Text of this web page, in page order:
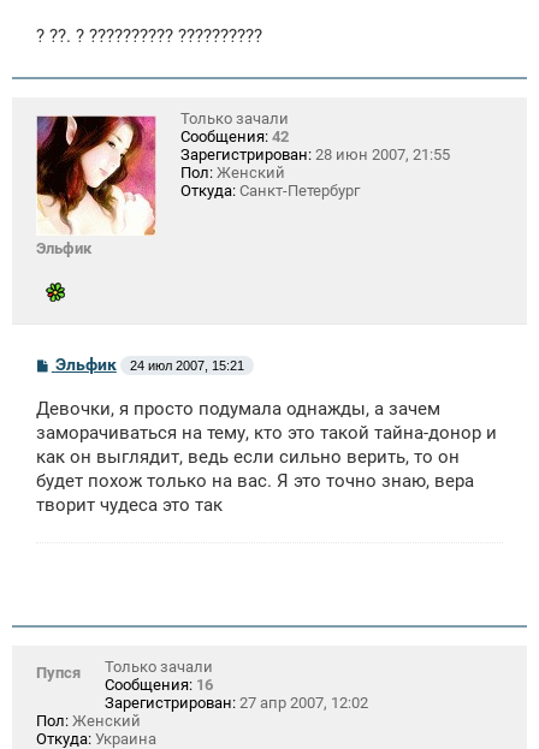
? ??. ? ?????????? ??????????
Эльфик
Только зачали
Сообщения: 42
Зарегистрирован: 28 июн 2007, 21:55
Пол: Женский
Откуда: Санкт-Петербург
С
б
щ
н
и
Эльфик 24 июл 2007, 15:21
Девочки, я просто подумала однажды, а зачем
заморачиваться на тему, кто это такой тайна-донор и
как он выглядит, ведь если сильно верить, то он
будет похож только на вас. Я это точно знаю, вера
творит чудеса это так
Пупся
Только зачали
Сообщения: 16
Зарегистрирован: 27 апр 2007, 12:02
Пол: Женский
Откуда: Украина